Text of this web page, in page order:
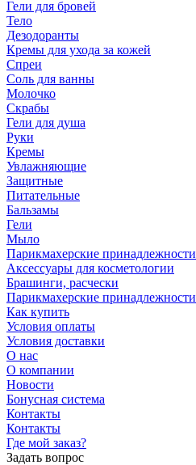
Гели для бровей
Тело
Дезодоранты
Кремы для ухода за кожей
Спреи
Соль для ванны
Молочко
Скрабы
Гели для душа
Руки
Кремы
Увлажняющие
Защитные
Питательные
Бальзамы
Гели
Мыло
Парикмахерские принадлежности
Аксессуары для косметологии
Брашинги, расчески
Парикмахерские принадлежности
Как купить
Условия оплаты
Условия доставки
О нас
О компании
Новости
Бонусная система
Контакты
Контакты
Где мой заказ?
Задать вопрос